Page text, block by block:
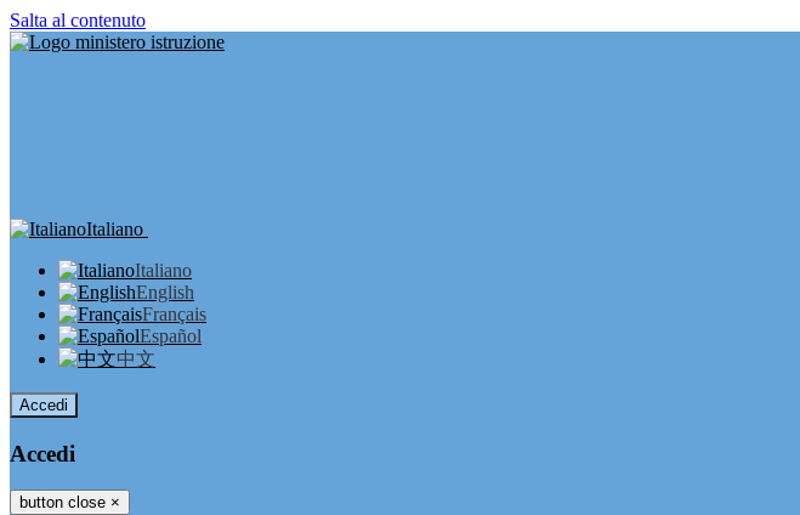
Salta al contenuto
Italiano
Italiano
English
Français
Español
中文
Accedi
Accedi
button close ×